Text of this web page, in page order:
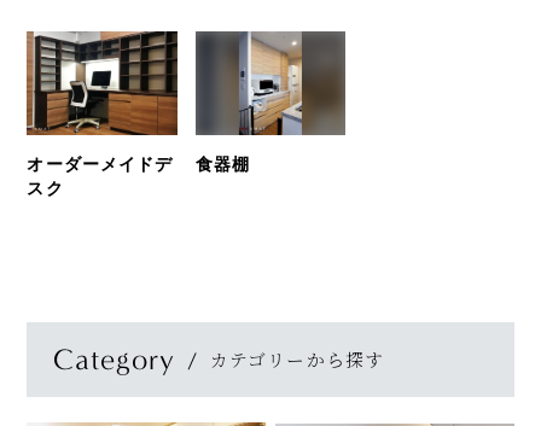
オーダーメイドデ
スク
食器棚
Category カテゴリーから探す